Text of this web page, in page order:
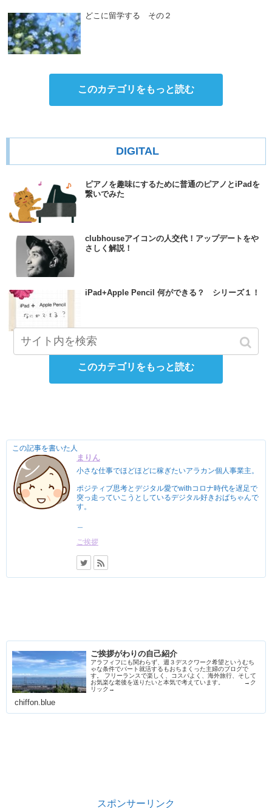
どこに留学する その２
このカテゴリをもっと読む
DIGITAL
ピアノを趣味にするために普通のピアノとiPadを
繋いでみた
clubhouseアイコンの人交代！アップデートをや
さしく解説！
iPad+Apple Pencil 何ができる？ シリーズ１！
このカテゴリをもっと読む
この記事を書いた人
まりん
小さな仕事でほどほどに稼ぎたいアラカン個人事業主。
ポジティブ思考とデジタル愛でwithコロナ時代を遅足で
突っ走っていこうとしているデジタル好きおばちゃんで
す。
ご挨拶
ご挨拶がわりの自己紹介
アラフィフにも関わらず、週３デスクワーク希望というむち
ゃな条件でパート就活するもおちまくった主婦のブログで
す。 フリーランスで楽しく、コスパよく、海外旅行、そして
お気楽な老後を送りたいと本気で考えています。 →ク
リック→
chiffon.blue
スポンサーリンク